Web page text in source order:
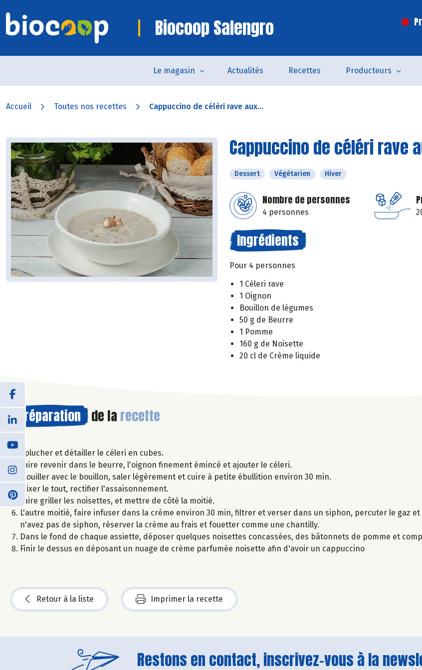
Biocoop Salengro
Le magasin Actualités Recettes Producteurs
Accueil Toutes nos recettes Cappuccino de céléri rave aux...
Cappuccino de céléri rave
Dessert Végétarien Hiver
Nombre de personnes
4 personnes
Ingrédients
Pour 4 personnes
1 Céleri rave
1 Oignon
Bouillon de légumes
50 g de Beurre
1 Pomme
160 g de Noisette
20 cl de Crème liquide
Préparation de la recette
Éplucher et détailler le céleri en cubes.
Faire revenir dans le beurre, l'oignon finement émincé et ajouter le céleri.
Mouiller avec le bouillon, saler légèrement et cuire à petite ébullition environ 30 min.
Mixer le tout, rectifier l'assaisonnement.
Faire griller les noisettes, et mettre de côté la moitié.
L'autre moitié, faire infuser dans la crème environ 30 min, filtrer et verser dans un siphon, percuter le gaz et
n'avez pas de siphon, réserver la crème au frais et fouetter comme une chantilly.
Dans le fond de chaque assiette, déposer quelques noisettes concassées, des bâtonnets de pomme et
Finir le dessus en déposant un nuage de crème parfumée noisette afin d'avoir un cappuccino
Retour à la liste Imprimer la recette
Restons en contact, inscrivez-vous à la